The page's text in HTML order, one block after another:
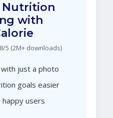
Nutrition
with
5 (2M+ downloads)
just a photo
goals easier
happy users